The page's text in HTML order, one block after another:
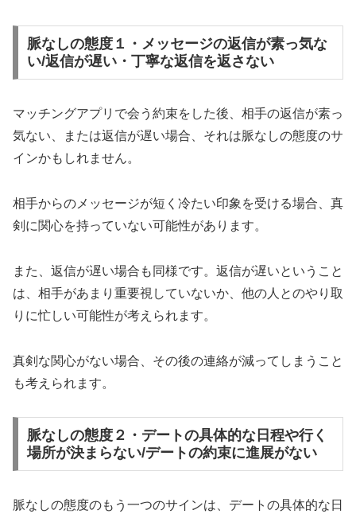
脈なしの態度１・メッセージの返信が素っ気な
い/返信が遅い・丁寧な返信を返さない
マッチングアプリで会う約束をした後、相手の返信が素っ
気ない、または返信が遅い場合、それは脈なしの態度のサ
インかもしれません。
相手からのメッセージが短く冷たい印象を受ける場合、真
剣に関心を持っていない可能性があります。
また、返信が遅い場合も同様です。返信が遅いということ
は、相手があまり重要視していないか、他の人とのやり取
りに忙しい可能性が考えられます。
真剣な関心がない場合、その後の連絡が減ってしまうこと
も考えられます。
脈なしの態度２・デートの具体的な日程や行く
場所が決まらない/デートの約束に進展がない
脈なしの態度のもう一つのサインは、デートの具体的な日